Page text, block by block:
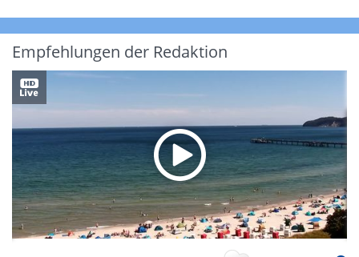
Empfehlungen der Redaktion